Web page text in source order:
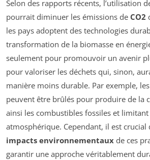
Selon des rapports récents, l’utilisation
pourrait diminuer les émissions de CO2
les pays adoptent des technologies
transformation de la biomasse en
seulement pour promouvoir un avenir
pour valoriser les déchets qui, sinon,
manière moins durable. Par exemple,
peuvent être brûlés pour produire de la
ainsi les combustibles fossiles et
atmosphérique. Cependant, il est crucial
impacts environnementaux de ces
garantir une approche véritablement